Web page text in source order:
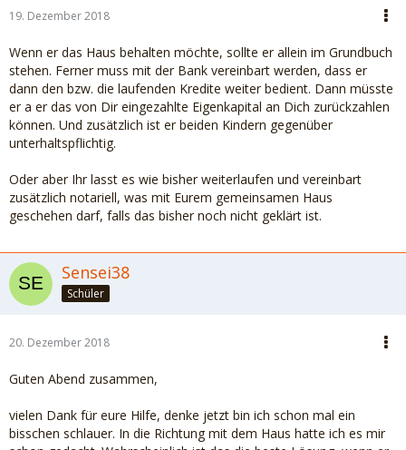
19. Dezember 2018
Wenn er das Haus behalten möchte, sollte er allein im Grundbuch
stehen. Ferner muss mit der Bank vereinbart werden, dass er
dann den bzw. die laufenden Kredite weiter bedient. Dann müsste
er a er das von Dir eingezahlte Eigenkapital an Dich zurückzahlen
können. Und zusätzlich ist er beiden Kindern gegenüber
unterhaltspflichtig.
Oder aber Ihr lasst es wie bisher weiterlaufen und vereinbart
zusätzlich notariell, was mit Eurem gemeinsamen Haus
geschehen darf, falls das bisher noch nicht geklärt ist.
Sensei38
Schüler
20. Dezember 2018
Guten Abend zusammen,
vielen Dank für eure Hilfe, denke jetzt bin ich schon mal ein
bisschen schlauer. In die Richtung mit dem Haus hatte ich es mir